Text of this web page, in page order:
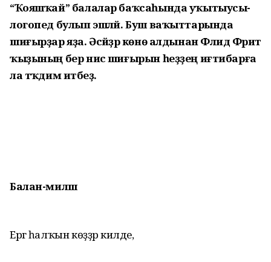
“Ҡояшҡай” балалар баҡсаһында уҡытыусы-
логопед булып эшләй. Буш ваҡыттарында
шиғырҙар яҙа. Әсәйҙәр көнө алдынан Флидә Фәрит
ҡыҙының бер нисә шиғырын һеҙҙең иғтибарға
ла тәҡдим итәбеҙ.
Балан-миләш
Ергә һалҡын көҙҙәр килде,